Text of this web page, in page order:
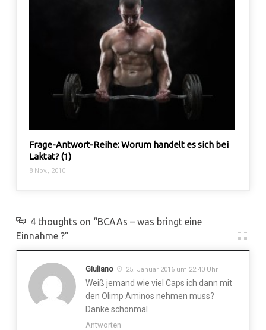
Frage-Antwort-Reihe: Worum handelt es sich bei
Laktat? (1)
8 Nov., 2010
4 thoughts on “BCAAs – was bringt eine
Einnahme ?”
Giuliano 25. Januar 2016 um 22:40 Uhr
Weiß jemand wie viel Caps ich dann mit
den Olimp Aminos nehmen muss?
Danke schonmal
Antworten